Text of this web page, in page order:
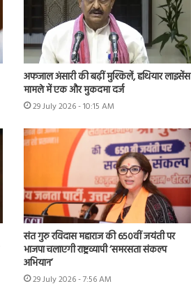
अफजाल अंसारी की बढ़ीं मुश्किलें, हथियार लाइसेंस
मामले में एक और मुकदमा दर्ज
29 July 2026 - 10:15 AM
संत गुरु रविदास महाराज की 650वीं जयंती पर
भाजपा चलाएगी राष्ट्रव्यापी ‘समरसता संकल्प
अभियान’
29 July 2026 - 7:56 AM